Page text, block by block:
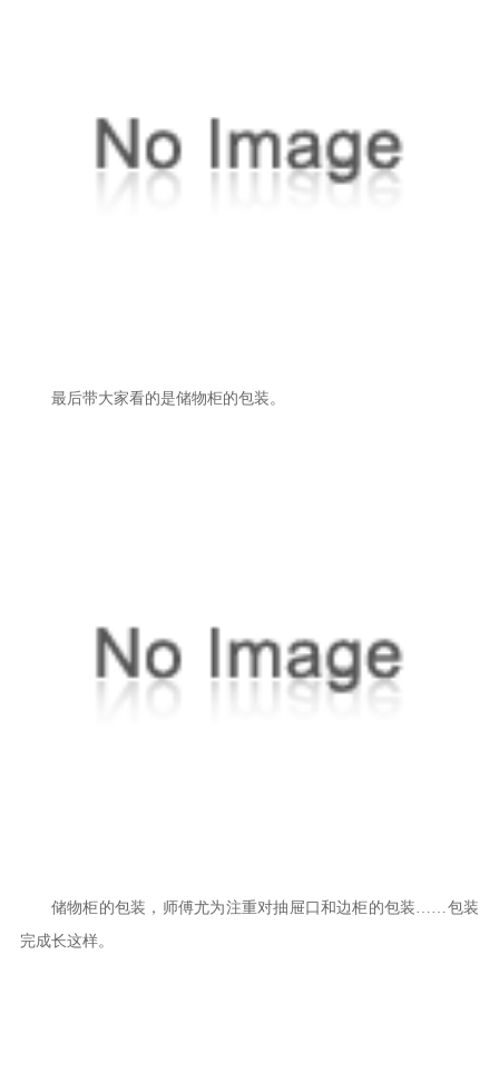
最后带大家看的是储物柜的包装。
储物柜的包装，师傅尤为注重对抽屉口和边柜的包装……包装
完成长这样。